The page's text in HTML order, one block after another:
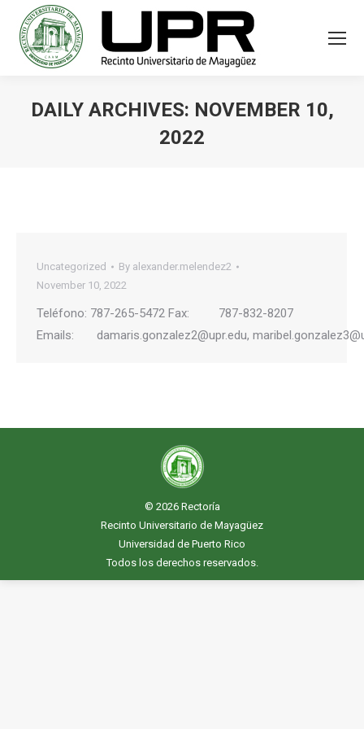
DAILY ARCHIVES: NOVEMBER 10,
2022
Uncategorized By alexander.melendez2
November 10, 2022
Teléfono: 787-265-5472 Fax: 787-832-8207
Emails: damaris.gonzalez2@upr.edu,
© 2026 Rectoría
Recinto Universitario de Mayagüez
Universidad de Puerto Rico
Todos los derechos reservados.